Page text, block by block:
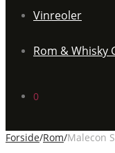
Vinreoler
Rom & Whisky
0
Forside/Rom/Malecon